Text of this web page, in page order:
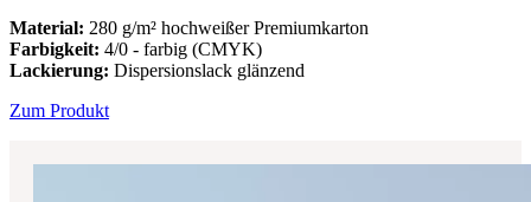
Material: 280 g/m² hochweißer Premiumkarton
Farbigkeit: 4/0 - farbig (CMYK)
Lackierung: Dispersionslack glänzend
Zum Produkt